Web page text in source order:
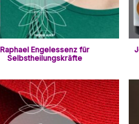
Raphael Engelessenz für
Selbstheilungskräfte